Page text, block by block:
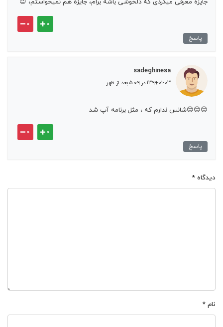
جایزه معرفی میکردی که دلخوشی باشه برام، جایزه هم نمیخواستم، 😉
۰ ۰
پاسخ
sadeghinesa
۱۳۹۹-۰۱-۰۳ در ۵:۰۹ بعد از ظهر
😔😔😔شانس ندارم که ، مثل برنامه آپ شد
۰ ۰
پاسخ
دیدگاه *
نام *